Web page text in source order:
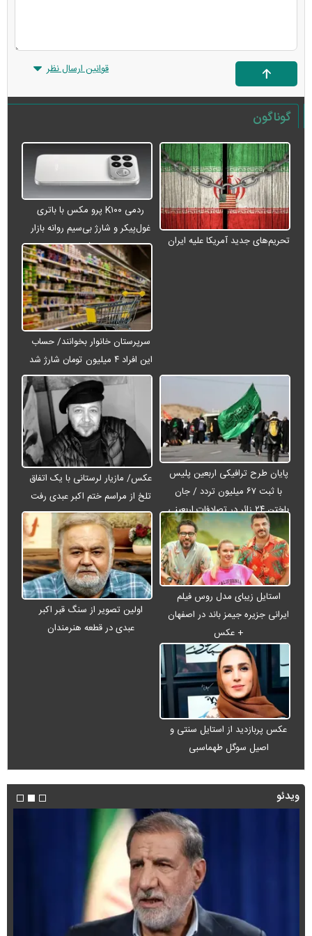
قوانین ارسال نظر
گوناگون
تحریم‌های جدید آمریکا علیه ایران
ردمی K۱۰۰ پرو مکس با باتری
غول‌پیکر و شارژ بی‌سیم روانه بازار
می‌شود
سرپرستان خانوار بخوانند/ حساب
این افراد ۴ میلیون تومان شارژ شد
پایان طرح ترافیکی اربعین پلیس
با ثبت ۶۷ میلیون تردد / جان
باختن ۲۴ زائر در تصادفات اربعینی
عکس/ مازیار لرستانی با یک اتفاق
تلخ از مراسم ختم اکبر عبدی رفت
استایل زیبای مدل روس فیلم
ایرانی جزیره جیمز باند در اصفهان
+ عکس
اولین تصویر از سنگ قبر اکبر
عبدی در قطعه هنرمندان
عکس پربازدید از استایل سنتی و
اصیل سوگل طهماسبی
ویدئو